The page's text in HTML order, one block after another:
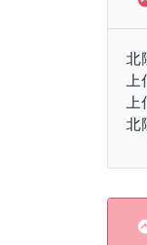
北
上
上
北